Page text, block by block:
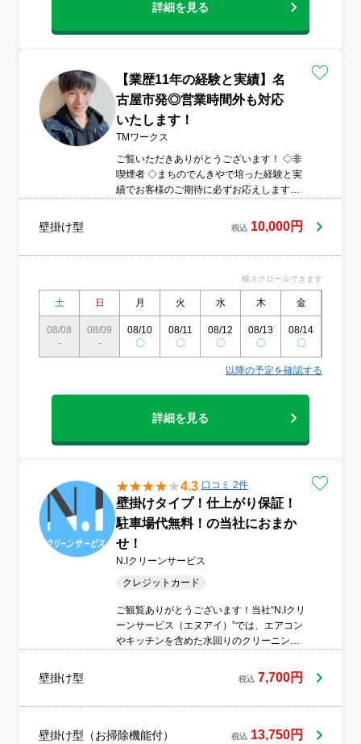
詳細を見る
【業歴11年の経験と実績】名
古屋市発◎営業時間外も対応
いたします！
TMワークス
ご覧いただきありがとうございます！ ◇非
喫煙者 ◇まちのでんきやで培った経験と実
績でお客様のご期待に必ずお応えします！
事をしたいと心掛けていますので、一生懸
命がんばります！ ◇営業時間外や対応地域
壁掛け型 税込 10,000円
横スクロールできます
土 日 月 火 水 木 金
08/08
-
08/09
-
08/10
〇
08/11
〇
08/12
〇
08/13
〇
08/14
〇
以降の予定を確認する
詳細を見る
4.3 口コミ 2件
壁掛けタイプ！仕上がり保証！
駐車場代無料！の当社におまか
せ！
N.Iクリーンサービス
クレジットカード
ご観覧ありがとうございます！当社“N.Iクリ
ーンサービス（エヌアイ）”では、エアコン
やキッチンを含めた水回りのクリーニング
して感動を」を合言葉に、ご自宅の汚れが
気になる場所のクリーニングを真心こめて
イレ、洗面台など幅広く行っています。ま
壁掛け型 税込 7,700円
壁掛け型（お掃除機能付） 税込 13,750円